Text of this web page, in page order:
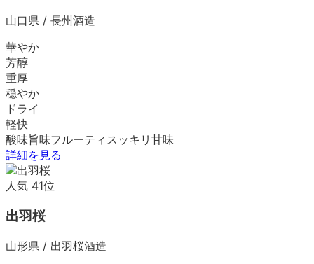
山口県 / 長州酒造
華やか
芳醇
重厚
穏やか
ドライ
軽快
酸味旨味フルーティ スッキリ 甘味
詳細を見る
人気 41位
出羽桜
山形県 / 出羽桜酒造